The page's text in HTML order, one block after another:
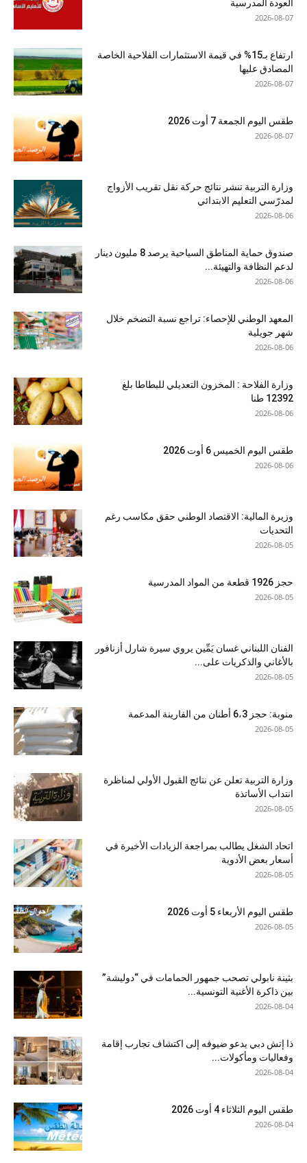
العودة المدرسية
2026-08-07
ارتفاع بـ15% في قيمة الاستثمارات الفلاحية الخاصة
المصادق عليها
2026-08-07
طقس اليوم الجمعة 7 أوت 2026
2026-08-07
وزارة التربية تنشر نتائج حركة نقل تقريب الأزواج
لمدرّسي التعليم الابتدائي
2026-08-06
صندوق حماية المناطق السياحية يرصد 8 مليون دينار
لدعم النظافة والتهيئة...
2026-08-06
المعهد الوطني للإحصاء: تراجع نسبة التضخم خلال
شهر جويلية
2026-08-06
وزارة الفلاحة : المخزون التعديلي للبطاطا بلغ
12392 طنا
2026-08-06
طقس اليوم الخميس 6 أوت 2026
2026-08-06
وزيرة المالية: الاقتصاد الوطني حقق مكاسب رغم
التحديات
2026-08-05
حجز 1926 قطعة من المواد المدرسية
2026-08-05
الفنان اللبناني غسان يَمِّين يروي سيرة شارل أزنافور
بالأغاني والذكريات على...
2026-08-05
منوبة: حجز 6،3 أطنان من الفارينة المدعمة
2026-08-05
وزارة التربية تعلن عن نتائج القبول الأولي لمناظرة
انتداب الأساتذة
2026-08-05
اتحاد الشغل يطالب بمراجعة الزيادات الأخيرة في
أسعار بعض الأدوية
2026-08-05
طقس اليوم الأربعاء 5 أوت 2026
2026-08-05
بثينة نابولي تصحب جمهور الحمامات في “دوليشة”
بين ذاكرة الأغنية التونسية...
2026-08-04
ذا إتش دبي يدعو ضيوفه إلى اكتشاف تجارب إقامة
وفعاليات ومأكولات...
2026-08-04
طقس اليوم الثلاثاء 4 أوت 2026
2026-08-04